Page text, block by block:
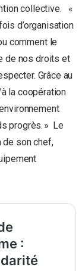
collective. «
d’organisation
comment le
de nos droits et
Grâce au
la coopération
progrès. » Le
de son chef,